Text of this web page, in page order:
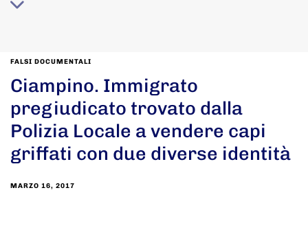
FALSI DOCUMENTALI
Ciampino. Immigrato
pregiudicato trovato dalla
Polizia Locale a vendere capi
griffati con due diverse identità
MARZO 16, 2017